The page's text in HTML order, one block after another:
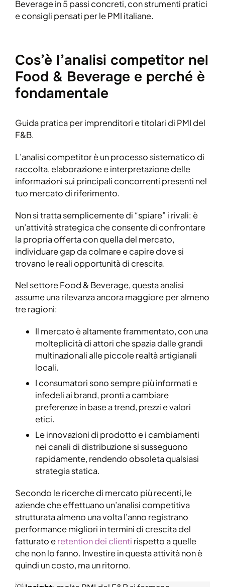
Beverage in 5 passi concreti, con strumenti pratici
e consigli pensati per le PMI italiane.
Cos’è l’analisi competitor nel
Food & Beverage e perché è
fondamentale
Guida pratica per imprenditori e titolari di PMI del
F&B.
L’analisi competitor è un processo sistematico di
raccolta, elaborazione e interpretazione delle
informazioni sui principali concorrenti presenti nel
tuo mercato di riferimento.
Non si tratta semplicemente di “spiare” i rivali: è
un’attività strategica che consente di confrontare
la propria offerta con quella del mercato,
individuare gap da colmare e capire dove si
trovano le reali opportunità di crescita.
Nel settore Food & Beverage, questa analisi
assume una rilevanza ancora maggiore per almeno
tre ragioni:
Il mercato è altamente frammentato, con una
molteplicità di attori che spazia dalle grandi
multinazionali alle piccole realtà artigianali
locali.
I consumatori sono sempre più informati e
infedeli ai brand, pronti a cambiare
preferenze in base a trend, prezzi e valori
etici.
Le innovazioni di prodotto e i cambiamenti
nei canali di distribuzione si susseguono
rapidamente, rendendo obsoleta qualsiasi
strategia statica.
Secondo le ricerche di mercato più recenti, le
aziende che effettuano un’analisi competitiva
strutturata almeno una volta l’anno registrano
performance migliori in termini di crescita del
fatturato eretention dei clienti rispetto a quelle
che non lo fanno. Investire in questa attività non è
quindi un costo, ma un ritorno.